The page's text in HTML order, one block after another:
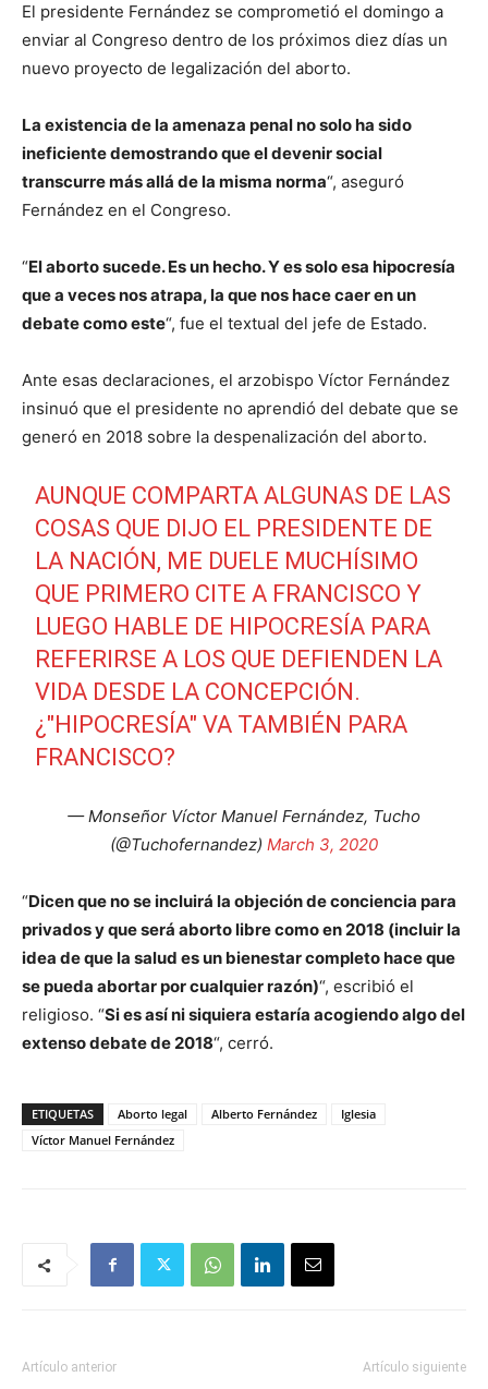
El presidente Fernández se comprometió el domingo a
enviar al Congreso dentro de los próximos diez días un
nuevo proyecto de legalización del aborto.
La existencia de la amenaza penal no solo ha sido
ineficiente demostrando que el devenir social
transcurre más allá de la misma norma“, aseguró
Fernández en el Congreso.
“El aborto sucede. Es un hecho. Y es solo esa hipocresía
que a veces nos atrapa, la que nos hace caer en un
debate como este“, fue el textual del jefe de Estado.
Ante esas declaraciones, el arzobispo Víctor Fernández
insinuó que el presidente no aprendió del debate que se
generó en 2018 sobre la despenalización del aborto.
AUNQUE COMPARTA ALGUNAS DE LAS
COSAS QUE DIJO EL PRESIDENTE DE
LA NACIÓN, ME DUELE MUCHÍSIMO
QUE PRIMERO CITE A FRANCISCO Y
LUEGO HABLE DE HIPOCRESÍA PARA
REFERIRSE A LOS QUE DEFIENDEN LA
VIDA DESDE LA CONCEPCIÓN.
¿"HIPOCRESÍA" VA TAMBIÉN PARA
FRANCISCO?
— Monseñor Víctor Manuel Fernández, Tucho
(@Tuchofernandez) March 3, 2020
“Dicen que no se incluirá la objeción de conciencia para
privados y que será aborto libre como en 2018 (incluir la
idea de que la salud es un bienestar completo hace que
se pueda abortar por cualquier razón)“, escribió el
religioso. “Si es así ni siquiera estaría acogiendo algo del
extenso debate de 2018“, cerró.
ETIQUETAS Aborto legal Alberto Fernández
Iglesia
Víctor Manuel Fernández
Artículo anterior Artículo siguiente